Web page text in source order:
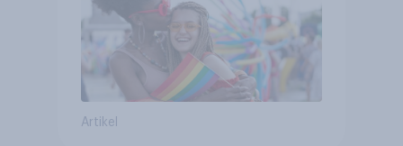
Artikel